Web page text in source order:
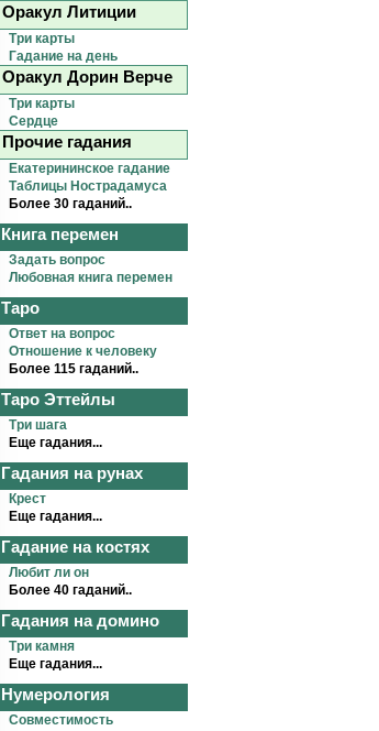
Оракул Литиции
Три карты
Гадание на день
Оракул Дорин Верче
Три карты
Сердце
Прочие гадания
Екатерининское гадание
Таблицы Нострадамуса
Более 30 гаданий..
Книга перемен
Задать вопрос
Любовная книга перемен
Таро
Ответ на вопрос
Отношение к человеку
Более 115 гаданий..
Таро Эттейлы
Три шага
Еще гадания...
Гадания на рунах
Крест
Еще гадания...
Гадание на костях
Любит ли он
Более 40 гаданий..
Гадания на домино
Три камня
Еще гадания...
Нумерология
Совместимость